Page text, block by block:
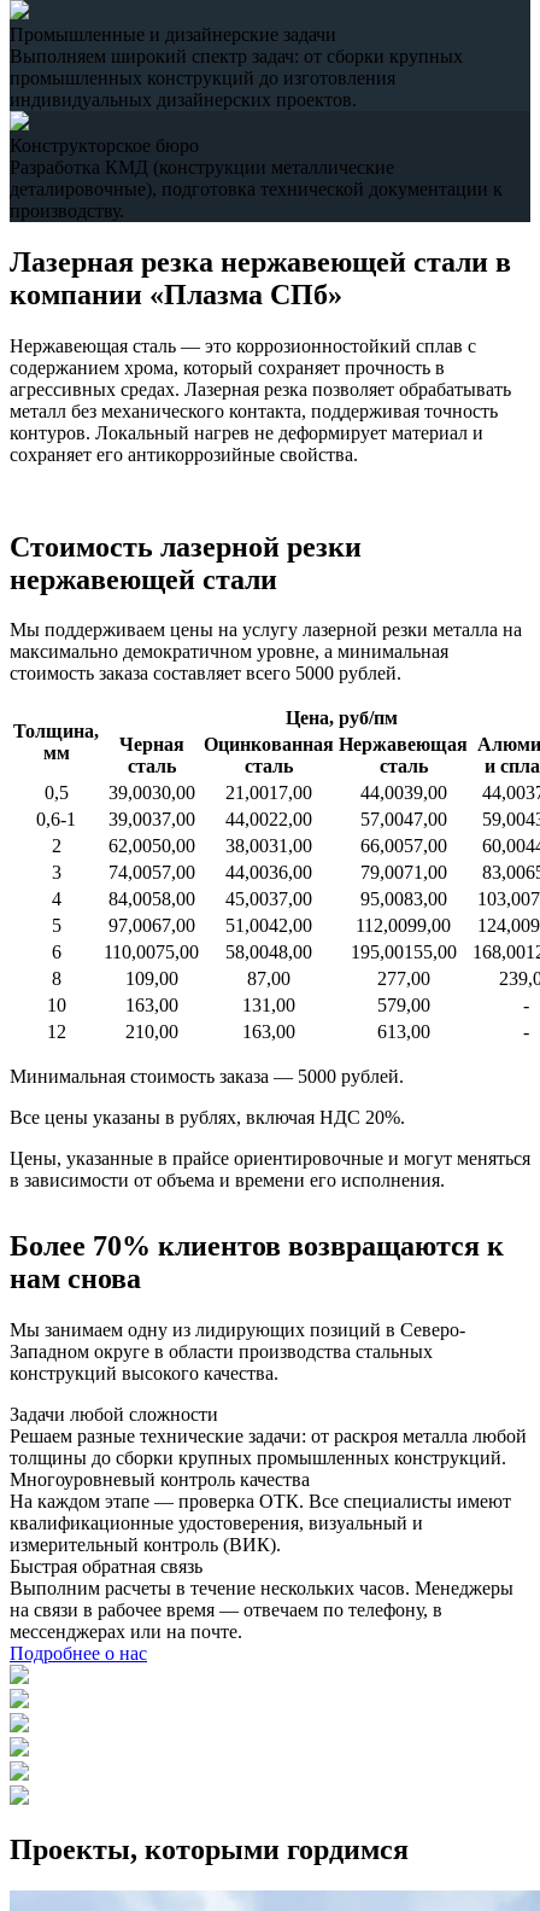
Промышленные и дизайнерские задачи
Выполняем широкий спектр задач: от сборки крупных
промышленных конструкций до изготовления
индивидуальных дизайнерских проектов.
Конструкторское бюро
Разработка КМД (конструкции металлические
деталировочные), подготовка технической документации к
производству.
Лазерная резка нержавеющей стали в
компании «Плазма СПб»
Нержавеющая сталь — это коррозионностойкий сплав с
содержанием хрома, который сохраняет прочность в
агрессивных средах. Лазерная резка позволяет обрабатывать
металл без механического контакта, поддерживая точность
контуров. Локальный нагрев не деформирует материал и
сохраняет его антикоррозийные свойства.
Стоимость лазерной резки
нержавеющей стали
Мы поддерживаем цены на услугу лазерной резки металла на
максимально демократичном уровне, а минимальная
стоимость заказа составляет всего 5000 рублей.
Толщина,
мм
Цена, руб/пм
Черная
сталь
Оцинкованная
сталь
Нержавеющая
сталь
и
0,5
39,0030,00 21,0017,00 44,0039,00 44,00
0,6-1
39,0037,00 44,0022,00 57,0047,00 59,00
2
62,0050,00 38,0031,00 66,0057,00 60,00
3
74,0057,00 44,0036,00 79,0071,00 83,00
4
84,0058,00 45,0037,00 95,0083,00 103,00
5
97,0067,00 51,0042,00 112,0099,00 124,00
6
110,0075,00 58,0048,00 195,00155,00 168,00
8
109,00 87,00 277,00
10
163,00 131,00 579,00
-
12
210,00 163,00 613,00 -
Минимальная стоимость заказа — 5000 рублей.
Все цены указаны в рублях, включая НДС 20%.
Цены, указанные в прайсе ориентировочные и могут меняться
в зависимости от объема и времени его исполнения.
Более 70% клиентов возвращаются к
нам снова
Мы занимаем одну из лидирующих позиций в Северо-
Западном округе в области производства стальных
конструкций высокого качества.
Задачи любой сложности
Решаем разные технические задачи: от раскроя металла любой
толщины до сборки крупных промышленных конструкций.
Многоуровневый контроль качества
На каждом этапе — проверка ОТК. Все специалисты имеют
квалификационные удостоверения, визуальный и
измерительный контроль (ВИК).
Быстрая обратная связь
Выполним расчеты в течение нескольких часов. Менеджеры
на связи в рабочее время — отвечаем по телефону, в
мессенджерах или на почте.
Подробнее о нас
Проекты, которыми гордимся